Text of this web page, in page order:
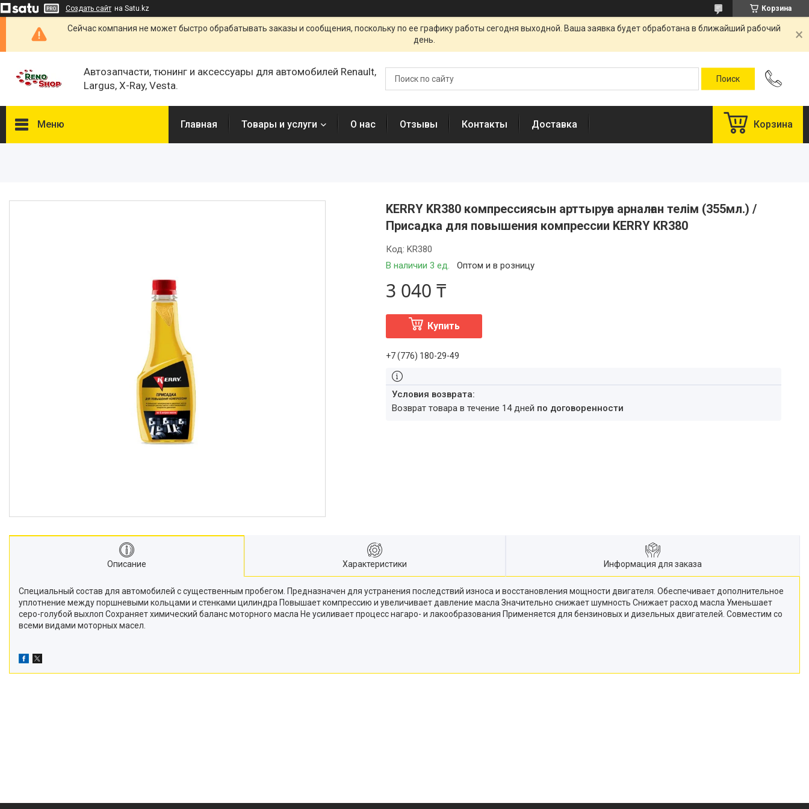
Создать сайт на Satu.kz Корзина
Сейчас компания не может быстро обрабатывать заказы и сообщения, поскольку по ее графику работы сегодня выходной. Ваша заявка будет обработана в ближайший рабочий
день.
Автозапчасти, тюнинг и аксессуары для автомобилей Renault,
Largus, X-Ray, Vesta.
Меню Главная Товары и услуги О нас Отзывы Контакты Доставка Корзина
KERRY KR380 компрессиясын арттыруға арналған телім (355мл.) /
Присадка для повышения компрессии KERRY KR380
В наличии 3 ед. Оптом и в розницу
Код:KR380
3 040 ₸
Купить
+7 (776) 180-29-49
возврат товара в течение 14 дней по договоренности
Описание Характеристики Информация для заказа
Специальный состав для автомобилей с существенным пробегом. Предназначен для устранения последствий износа и восстановления мощности двигателя. Обеспечивает дополнительное
уплотнение между поршневыми кольцами и стенками цилиндра Повышает компрессию и увеличивает давление масла Значительно снижает шумность Снижает расход масла Уменьшает
серо-голубой выхлоп Сохраняет химический баланс моторного масла Не усиливает процесс нагаро- и лакообразования Применяется для бензиновых и дизельных двигателей. Совместим со
всеми видами моторных масел.